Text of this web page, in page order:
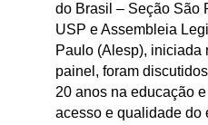
do Brasil – Seção São
USP e Assembleia
Paulo (Alesp), iniciada
painel, foram
20 anos na educação
acesso e qualidade do